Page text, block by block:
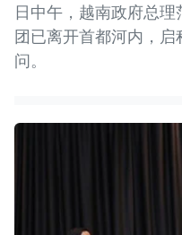
日中午，越南政府总
团已离开首都河内，
问。